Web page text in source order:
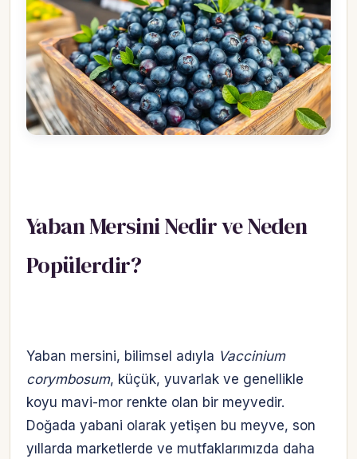
Yaban Mersini Nedir ve Neden
Popülerdir?
Yaban mersini, bilimsel adıyla Vaccinium
corymbosum, küçük, yuvarlak ve genellikle
koyu mavi-mor renkte olan bir meyvedir.
Doğada yabani olarak yetişen bu meyve, son
yıllarda marketlerde ve mutfaklarımızda daha